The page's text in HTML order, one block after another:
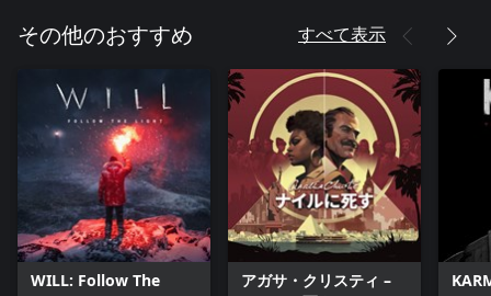
その他のおすすめ すべて表示
WILL: Follow The
アガサ・クリスティ –